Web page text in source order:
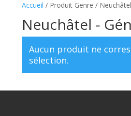
Accueil / Produit Genre /
Neuchâtel -
Aucun produit ne
sélection.